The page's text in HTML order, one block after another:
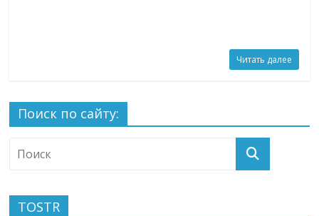
Читать далее
Поиск по сайту:
TOSTR